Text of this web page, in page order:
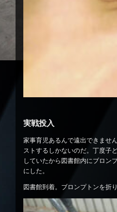
実戦投入
家事育児あるんで遠出できませ
ストするしかないのだ。丁度子
していたから図書館内にブロン
にした。
図書館到着。ブロンプトンを折